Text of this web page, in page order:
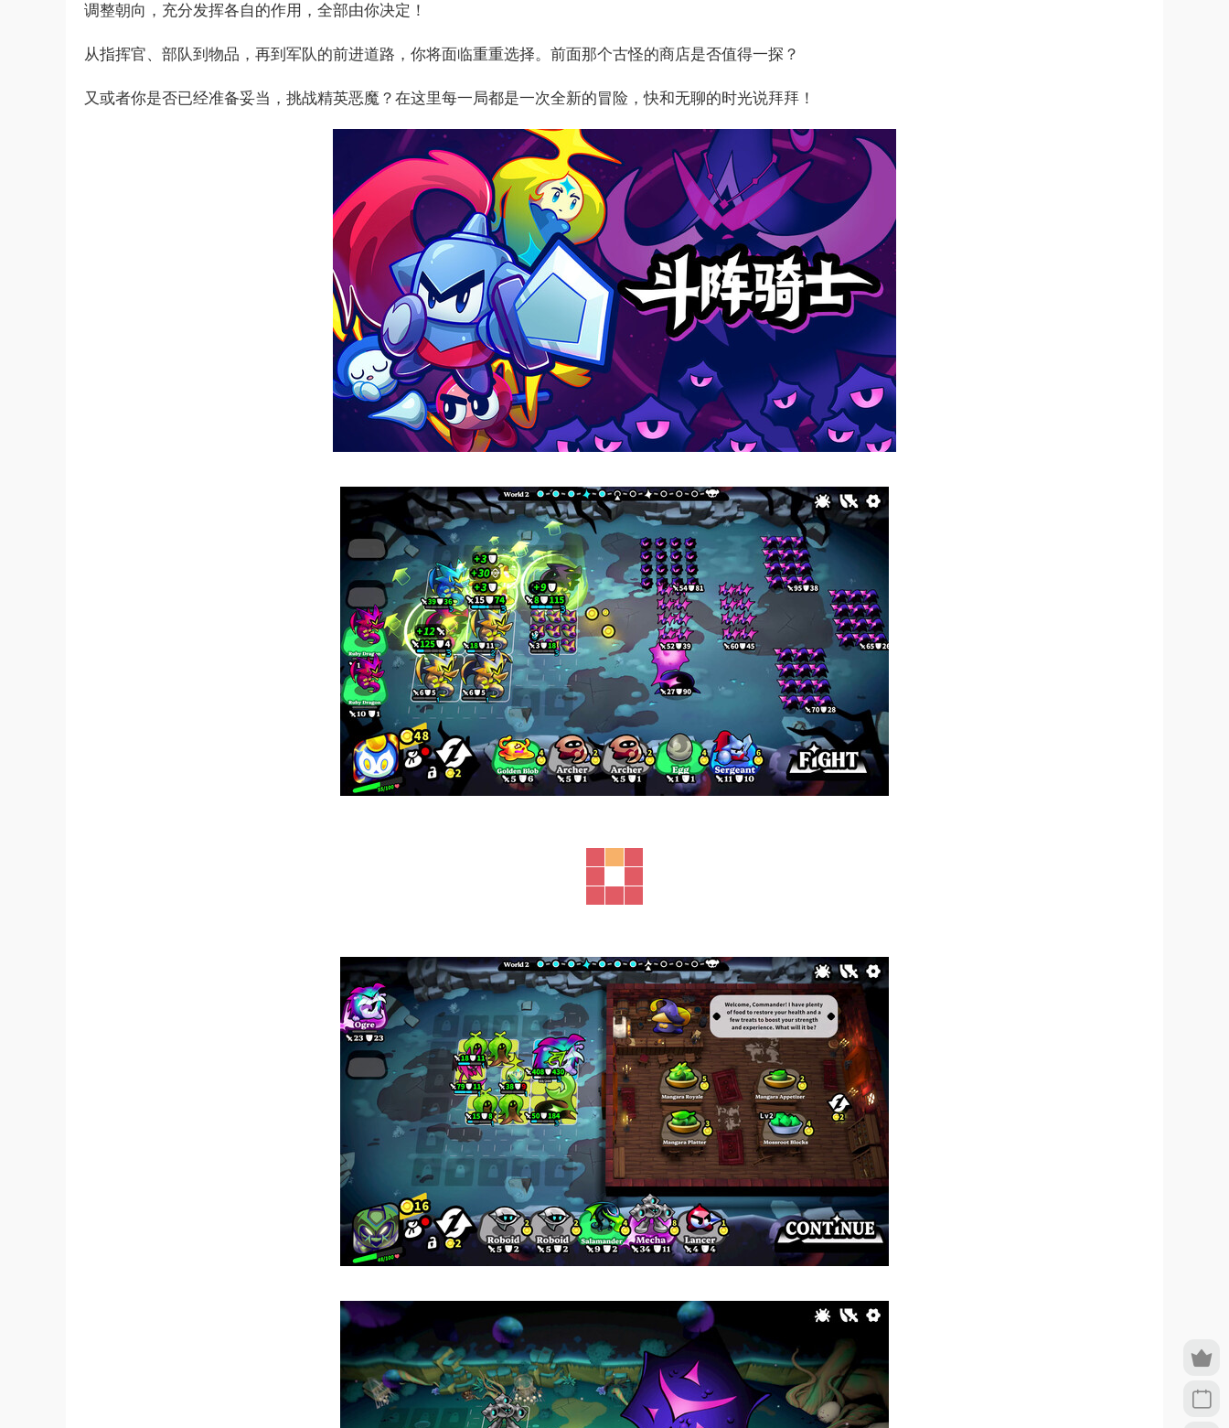
调整朝向，充分发挥各自的作用，全部由你决定！
从指挥官、部队到物品，再到军队的前进道路，你将面临重重选择。前面那个古怪的商店是否值得一探？
又或者你是否已经准备妥当，挑战精英恶魔？在这里每一局都是一次全新的冒险，快和无聊的时光说拜拜！